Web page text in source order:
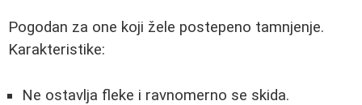
Pogodan za one koji žele postepeno tamnjenje.
Karakteristike:
Ne ostavlja fleke i ravnomerno se skida.